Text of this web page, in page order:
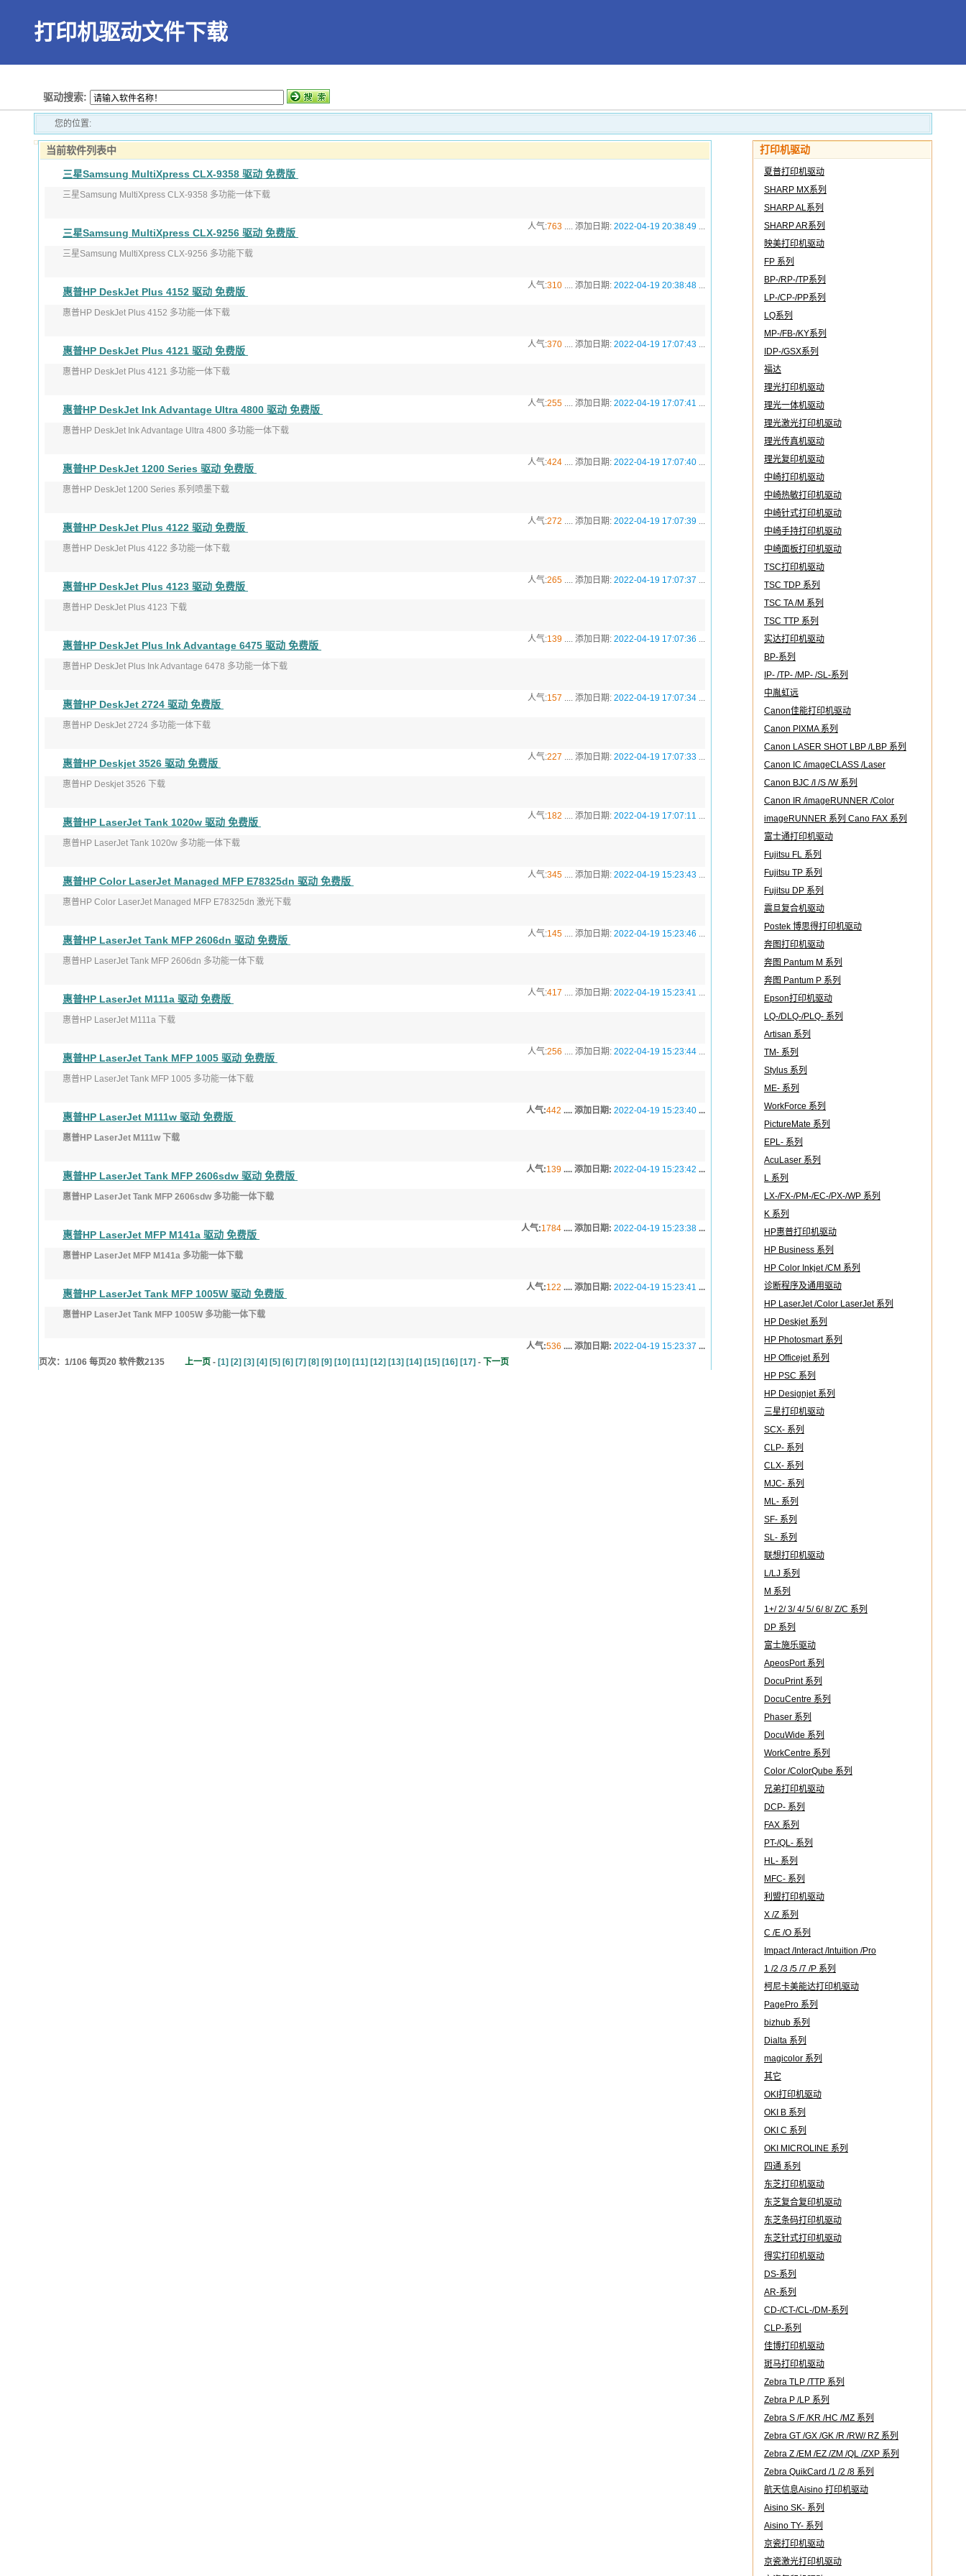
打印机驱动文件下载
驱动搜索:
您的位置:
当前软件列表中
三星Samsung MultiXpress CLX-9358 驱动 免费版
三星Samsung MultiXpress CLX-9358 多功能一体下载
版本：V3.31.19.06
人气:763 .... 添加日期:2022-04-19 20:38:49 ...
三星Samsung MultiXpress CLX-9256 驱动 免费版
三星Samsung MultiXpress CLX-9256 多功能下载
版本：V3.12.29.0702:53
人气:310 .... 添加日期:2022-04-19 20:38:48 ...
惠普HP DeskJet Plus 4152 驱动 免费版
惠普HP DeskJet Plus 4152 多功能一体下载
版本：51.4.4868
适 ...
人气:370 .... 添加日期:2022-04-19 17:07:43 ...
惠普HP DeskJet Plus 4121 驱动 免费版
惠普HP DeskJet Plus 4121 多功能一体下载
版本：51.4.4868
适 ...
人气:255 .... 添加日期:2022-04-19 17:07:41 ...
惠普HP DeskJet Ink Advantage Ultra 4800 驱动 免费版
惠普HP DeskJet Ink Advantage Ultra 4800 多功能一体下载
版本：55.4.5072
人气:424 .... 添加日期:2022-04-19 17:07:40 ...
惠普HP DeskJet 1200 Series 驱动 免费版
惠普HP DeskJet 1200 Series 系列喷墨下载
版本：51.3.4843
适 ...
人气:272 .... 添加日期:2022-04-19 17:07:39 ...
惠普HP DeskJet Plus 4122 驱动 免费版
惠普HP DeskJet Plus 4122 多功能一体下载
版本：51.4.4868
适 ...
人气:265 .... 添加日期:2022-04-19 17:07:37 ...
惠普HP DeskJet Plus 4123 驱动 免费版
惠普HP DeskJet Plus 4123 下载
版本：51.4.4868
适用于：Wi ...
人气:139 .... 添加日期:2022-04-19 17:07:36 ...
惠普HP DeskJet Plus Ink Advantage 6475 驱动 免费版
惠普HP DeskJet Plus Ink Advantage 6478 多功能一体下载
版本：51.4.4868
人气:157 .... 添加日期:2022-04-19 17:07:34 ...
惠普HP DeskJet 2724 驱动 免费版
惠普HP DeskJet 2724 多功能一体下载
版本：51.4.4865
适用于： ...
人气:227 .... 添加日期:2022-04-19 17:07:33 ...
惠普HP Deskjet 3526 驱动 免费版
惠普HP Deskjet 3526 下载
版本：28.1.1320
适用于：Windows X ...
人气:182 .... 添加日期:2022-04-19 17:07:11 ...
惠普HP LaserJet Tank 1020w 驱动 免费版
惠普HP LaserJet Tank 1020w 多功能一体下载
版本：56.2.5271
...
人气:345 .... 添加日期:2022-04-19 15:23:43 ...
惠普HP Color LaserJet Managed MFP E78325dn 驱动 免费版
惠普HP Color LaserJet Managed MFP E78325dn 激光下载
版本：49.10.4644
人气:145 .... 添加日期:2022-04-19 15:23:46 ...
惠普HP LaserJet Tank MFP 2606dn 驱动 免费版
惠普HP LaserJet Tank MFP 2606dn 多功能一体下载
版本：56.2.5271
人气:417 .... 添加日期:2022-04-19 15:23:41 ...
惠普HP LaserJet M111a 驱动 免费版
惠普HP LaserJet M111a 下载
版本：54.3.5247
适用于：Windo ...
人气:256 .... 添加日期:2022-04-19 15:23:44 ...
惠普HP LaserJet Tank MFP 1005 驱动 免费版
惠普HP LaserJet Tank MFP 1005 多功能一体下载
版本：56.2.5271
人气:442 .... 添加日期:2022-04-19 15:23:40 ...
惠普HP LaserJet M111w 驱动 免费版
惠普HP LaserJet M111w 下载
版本：54.3.5247
适用于：Windo ...
人气:139 .... 添加日期:2022-04-19 15:23:42 ...
惠普HP LaserJet Tank MFP 2606sdw 驱动 免费版
惠普HP LaserJet Tank MFP 2606sdw 多功能一体下载
版本：56.2.5271
人气:1784 .... 添加日期:2022-04-19 15:23:38 ...
惠普HP LaserJet MFP M141a 驱动 免费版
惠普HP LaserJet MFP M141a 多功能一体下载
版本：54.3.5247
人气:122 .... 添加日期:2022-04-19 15:23:41 ...
惠普HP LaserJet Tank MFP 1005W 驱动 免费版
惠普HP LaserJet Tank MFP 1005W 多功能一体下载
发布日期：2022年2月7日 ...
人气:536 .... 添加日期:2022-04-19 15:23:37 ...
页次：1/106 每页20 软件数2135 上一页 - [1] [2] [3] [4] [5] [6] [7] [8] [9] [10] [11] [12] [13] [14] [15] [16] [17]- 下一页
打印机驱动
夏普打印机驱动
SHARP MX系列
SHARP AL系列
SHARP AR系列
映美打印机驱动
FP 系列
BP-/RP-/TP系列
LP-/CP-/PP系列
LQ系列
MP-/FB-/KY系列
IDP-/GSX系列
福达
理光打印机驱动
理光一体机驱动
理光激光打印机驱动
理光传真机驱动
理光复印机驱动
中崎打印机驱动
中崎热敏打印机驱动
中崎针式打印机驱动
中崎手持打印机驱动
中崎面板打印机驱动
TSC打印机驱动
TSC TDP 系列
TSC TA /M 系列
TSC TTP 系列
实达打印机驱动
BP-系列
IP- /TP- /MP- /SL-系列
中胤虹远
Canon佳能打印机驱动
Canon PIXMA 系列
Canon LASER SHOT LBP /LBP 系列
Canon IC /imageCLASS /Laser
imageCLASS
Canon BJC /I /S /W 系列
Canon IR /imageRUNNER /Color
imageRUNNER 系列 Cano FAX 系列
富士通打印机驱动
Fujitsu FL 系列
Fujitsu TP 系列
Fujitsu DP 系列
震旦复合机驱动
Postek 博思得打印机驱动
奔图打印机驱动
奔图 Pantum M 系列
奔图 Pantum P 系列
Epson打印机驱动
LQ-/DLQ-/PLQ- 系列
Artisan 系列
TM- 系列
Stylus 系列
ME- 系列
WorkForce 系列
PictureMate 系列
EPL- 系列
AcuLaser 系列
L 系列
LX-/FX-/PM-/EC-/PX-/WP 系列
K 系列
HP惠普打印机驱动
HP Business 系列
HP Color Inkjet /CM 系列
诊断程序及通用驱动
HP LaserJet /Color LaserJet 系列
HP Deskjet 系列
HP Photosmart 系列
HP Officejet 系列
HP PSC 系列
HP Designjet 系列
三星打印机驱动
SCX- 系列
CLP- 系列
CLX- 系列
MJC- 系列
ML- 系列
SF- 系列
SL- 系列
联想打印机驱动
L/LJ 系列
M 系列
1+/ 2/ 3/ 4/ 5/ 6/ 8/ Z/C 系列
DP 系列
富士施乐驱动
ApeosPort 系列
DocuPrint 系列
DocuCentre 系列
Phaser 系列
DocuWide 系列
WorkCentre 系列
Color /ColorQube 系列
兄弟打印机驱动
DCP- 系列
FAX 系列
PT-/QL- 系列
HL- 系列
MFC- 系列
利盟打印机驱动
X /Z 系列
C /E /O 系列
Impact /Interact /Intuition /Pro
1 /2 /3 /5 /7 /P 系列
柯尼卡美能达打印机驱动
PagePro 系列
bizhub 系列
Dialta 系列
magicolor 系列
其它
OKI打印机驱动
OKI B 系列
OKI C 系列
OKI MICROLINE 系列
四通 系列
东芝打印机驱动
东芝复合复印机驱动
东芝条码打印机驱动
东芝针式打印机驱动
得实打印机驱动
DS-系列
AR-系列
CD-/CT-/CL-/DM-系列
CLP-系列
佳博打印机驱动
斑马打印机驱动
Zebra TLP /TTP 系列
Zebra P /LP 系列
Zebra S /F /KR /HC /MZ 系列
Zebra GT /GX /GK /R /RW/ RZ 系列
Zebra Z /EM /EZ /ZM /QL /ZXP 系列
Zebra QuikCard /1 /2 /8 系列
航天信息Aisino 打印机驱动
Aisino SK- 系列
Aisino TY- 系列
京瓷打印机驱动
京瓷激光打印机驱动